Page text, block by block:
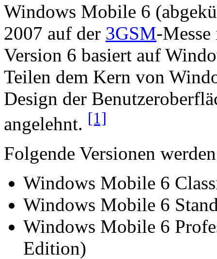
Windows Mobile 6
2007 auf der 3GSM-
Version 6 basiert auf
Teilen dem Kern von
Design der
angelehnt. [1]
Folgende Versionen
Windows Mobile 6
Windows Mobile 6
Windows Mobile 6
Edition)